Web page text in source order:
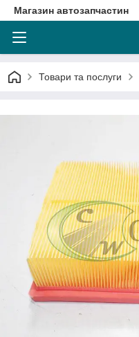
Магазин автозапчастин
Товари та послуги